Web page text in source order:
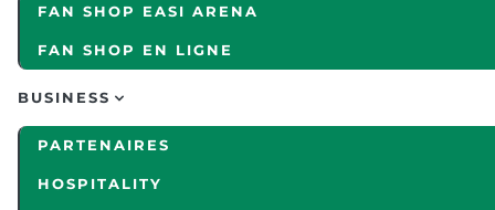
FAN SHOP EASI ARENA
FAN SHOP EN LIGNE
BUSINESS
PARTENAIRES
HOSPITALITY